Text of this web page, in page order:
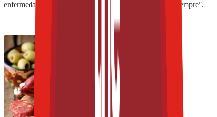
enfermedad. El consumo de soja es una recomendación siempre”.